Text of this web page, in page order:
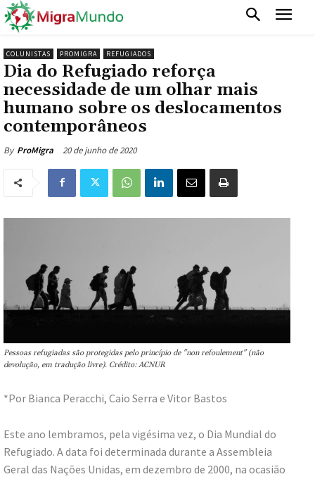
COLUNISTAS PROMIGRA REFUGIADOS
Dia do Refugiado reforça
necessidade de um olhar mais
humano sobre os deslocamentos
contemporâneos
By ProMigra 20 de junho de 2020
Pessoas refugiadas são protegidas pelo princípio de "non refoulement" (não
devolução, em tradução livre). Crédito: ACNUR
*Por Bianca Peracchi, Caio Serra e Vitor Bastos
Este ano lembramos, pela vigésima vez, o Dia Mundial do
Refugiado. A data foi determinada durante a Assembleia
Geral das Nações Unidas, em dezembro de 2000, na ocasião